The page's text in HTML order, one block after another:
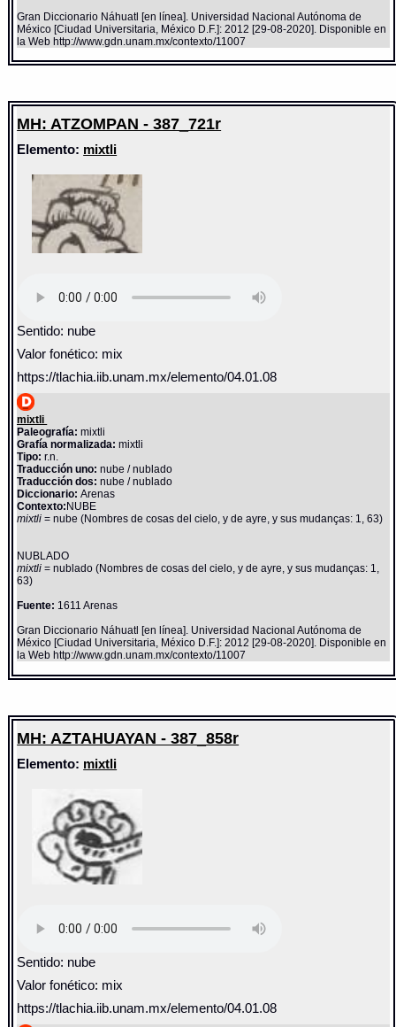
Gran Diccionario Náhuatl [en línea]. Universidad Nacional Autónoma de
México [Ciudad Universitaria, México D.F.]: 2012 [29-08-2020]. Disponible en
la Web http://www.gdn.unam.mx/contexto/11007
MH: ATZOMPAN - 387_721r
Elemento: mixtli
Sentido: nube
Valor fonético: mix
https://tlachia.iib.unam.mx/elemento/04.01.08
mixtli
Paleografía: mixtli
Grafía normalizada: mixtli
Tipo: r.n.
Traducción uno: nube / nublado
Traducción dos: nube / nublado
Diccionario:Arenas
Contexto: NUBE
mixtli= nube (Nombres de cosas del cielo, y de ayre, y sus mudanças: 1, 63)
NUBLADO
mixtli= nublado (Nombres de cosas del cielo, y de ayre, y sus mudanças: 1,
63)
Fuente: 1611 Arenas
Gran Diccionario Náhuatl [en línea]. Universidad Nacional Autónoma de
México [Ciudad Universitaria, México D.F.]: 2012 [29-08-2020]. Disponible en
la Web http://www.gdn.unam.mx/contexto/11007
MH: AZTAHUAYAN - 387_858r
Elemento: mixtli
Sentido: nube
Valor fonético: mix
https://tlachia.iib.unam.mx/elemento/04.01.08